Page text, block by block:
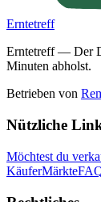
Erntetreff
Erntetreff — Der
Minuten abholst.
Betrieben von
Nützliche
Möchtest du
KäuferMärkte